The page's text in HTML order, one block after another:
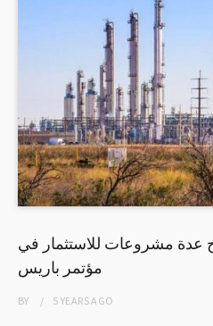
عدة مشروعات للاستثمار في
مؤتمر باريس
BY 5 YEARSAGO